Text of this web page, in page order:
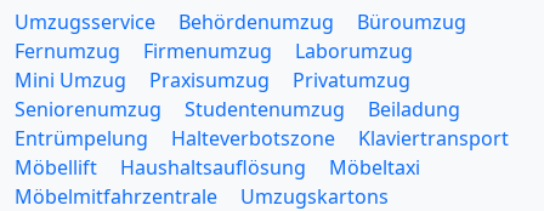
Umzugsservice Behördenumzug
Büroumzug
Fernumzug
Firmenumzug
Laborumzug
Mini Umzug
Praxisumzug
Privatumzug
Seniorenumzug
Studentenumzug
Beiladung
Entrümpelung
Halteverbotszone
Klaviertransport
Möbellift
Haushaltsauflösung
Möbeltaxi
Möbelmitfahrzentrale
Umzugskartons